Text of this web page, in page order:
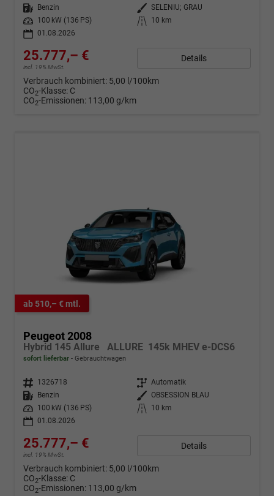
Kraftstoff
Benzin Außenfarbe SELENIU; GRAU
Leistung
100 kW (136 PS) Kilometerstand
10 km
01.08.2026
25.777,– €
incl. 19% MwSt.
Details
Verbrauch kombiniert: 5,00 l/100km
CO2-Klasse: C
CO2-Emissionen: 113,00 g/km
ab 510,– € mtl.
Peugeot 2008
Hybrid 145 Allure ALLURE 145k MHEV e-DCS6
sofort lieferbar Gebrauchtwagen
Fahrzeugnr. 1326718 Getriebe Automatik
Kraftstoff
Benzin Außenfarbe OBSESSION BLAU
Leistung
100 kW (136 PS) Kilometerstand
10 km
01.08.2026
25.777,– €
incl. 19% MwSt.
Details
Verbrauch kombiniert: 5,00 l/100km
CO2-Klasse: C
CO2-Emissionen: 113,00 g/km